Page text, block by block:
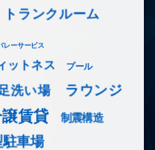
トランクルーム
レーサービス
ットネス プール
洗い場 ラウンジ
賃貸 制震構造
車場